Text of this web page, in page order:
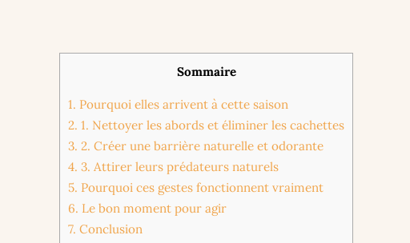
Sommaire
1. Pourquoi elles arrivent à cette saison
2. 1. Nettoyer les abords et éliminer les cachettes
3. 2. Créer une barrière naturelle et odorante
4. 3. Attirer leurs prédateurs naturels
5. Pourquoi ces gestes fonctionnent vraiment
6. Le bon moment pour agir
7. Conclusion